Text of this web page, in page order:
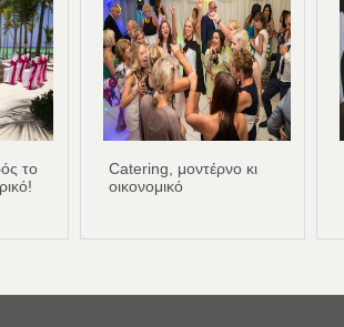
το
Catering, μοντέρνο κι
οικονομικό